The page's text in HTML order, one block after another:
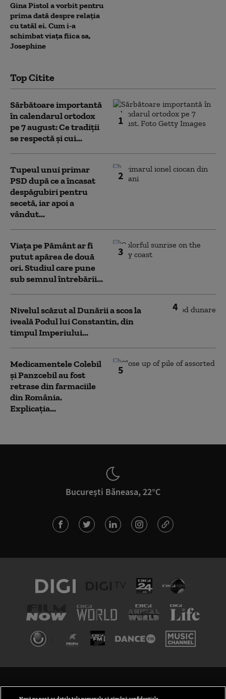
Gina Pistol a vorbit pentru
prima dată despre relația
cu tatăl ei. Cum i-a
schimbat viața fiica sa,
Josephine
Top Citite
1
Sărbătoare importantă
în calendarul ortodox
pe 7 august: Ce tradiții
se respectă și cui...
2
Tupeul unui primar
PSD după ce a încasat
despăgubiri pentru
secetă, iar apoi a
vândut...
3
Viața pe Pământ ar fi
putut apărea de două
ori. Studiul care pune
sub semnul întrebării...
4
Nivelul scăzut al Dunării a scos la
iveală Podul lui Constantin, din
timpul Imperiului...
5
Medicamentele Colebil
și Panzcebil au fost
retrase din farmaciile
din România.
Explicația...
București Băneasa, 22°C